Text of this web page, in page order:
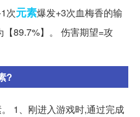
次元素爆发+3次血梅香的输
89.7%】。 伤害期望=攻
?
1、刚进入游戏时,通过完成